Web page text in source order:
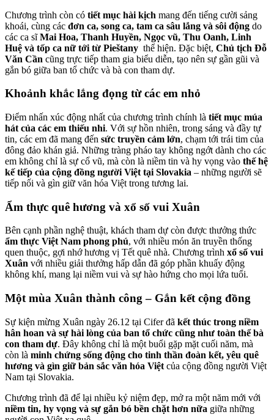
Chương trình còn có tiết mục hài kịch mang đến tiếng cười sảng
khoái, cùng các đơn ca, song ca, tam ca sâu lắng và sôi động do
các ca sĩMai Hoa, Thanh Huyền, Ngọc vũ, Thu Oanh, Linh
Huệ và tốp ca nữ tới từ Pieštany thể hiện. Đặc biệt, Chủ tịch Đỗ
Văn Cần cũng trực tiếp tham gia biểu diễn, tạo nên sự gần gũi và
gắn bó giữa ban tổ chức và bà con tham dự.
Khoảnh khắc lắng đọng từ các em nhỏ
Điểm nhấn xúc động nhất của chương trình chính là tiết mục múa
hát của các em thiếu nhi. Với sự hồn nhiên, trong sáng và đầy tự
tin, các em đã mang đến sức truyền cảm lớn, chạm tới trái tim của
đông đảo khán giả. Những tràng pháo tay không ngớt dành cho các
em không chỉ là sự cổ vũ, mà còn là niềm tin và hy vọng vào thế hệ
kế tiếp của cộng đồng người Việt tại Slovakia – những người sẽ
tiếp nối và gìn giữ văn hóa Việt trong tương lai.
Ẩm thực quê hương và xổ số vui Xuân
Bên cạnh phần nghệ thuật, khách tham dự còn được thưởng thức
ẩm thực Việt Nam phong phú, với nhiều món ăn truyền thống
quen thuộc, gợi nhớ hương vị Tết quê nhà. Chương trình xổ số vui
Xuân với nhiều giải thưởng hấp dẫn đã góp phần khuấy động
không khí, mang lại niềm vui và sự hào hứng cho mọi lứa tuổi.
Một mùa Xuân thành công – Gắn kết cộng đồng
Sự kiện mừng Xuân ngày 26.12 tại Cifer đã kết thúc trong niềm
hân hoan và sự hài lòng của ban tổ chức cũng như toàn thể bà
con tham dự. Đây không chỉ là một buổi gặp mặt cuối năm, mà
còn là minh chứng sống động cho tinh thần đoàn kết, yêu quê
hương và gìn giữ bản sắc văn hóa Việt của cộng đồng người Việt
Nam tại Slovakia.
Chương trình đã để lại nhiều kỷ niệm đẹp, mở ra một năm mới với
niềm tin, hy vọng và sự gắn bó bền chặt hơn nữa giữa những